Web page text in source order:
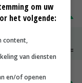
€ 269,00 € 7,00
om uw
het volgende:
content,
van diensten
en/of openen